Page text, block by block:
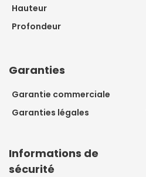
Hauteur
Profondeur
Garanties
Garantie commerciale
Garanties légales
Informations de
sécurité